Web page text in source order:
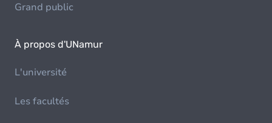
Grand public
À propos d'UNamur
L'université
Les facultés